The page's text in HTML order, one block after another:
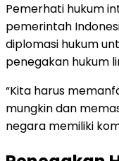
Pemerhati hukum
pemerintah
diplomasi hukum
penegakan hukum
“Kita harus
mungkin dan
negara memiliki